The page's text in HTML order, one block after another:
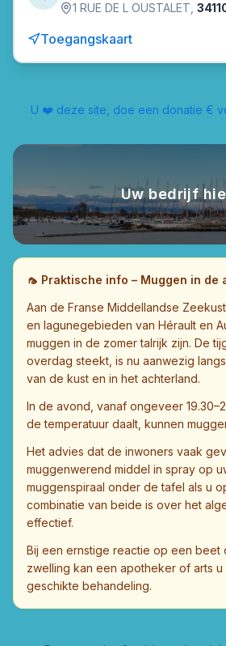
1 RUE DE L OUSTALET
Toegangskaart
U ❤️ deze site, doe een donatie €
Uw bedrijf
🦟 Praktische info – Muggen in de
Aan de Franse Middellandse
en lagunegebieden van Hérault en
muggen in de zomer talrijk zijn. De
overdag steekt, is nu aanwezig
van de kust en in het achterland.
In de avond, vanaf ongeveer
de temperatuur daalt, kunnen
Het advies dat de inwoners vaak
muggenwerend middel in spray op
muggenspiraal onder de tafel als u
combinatie van beide is over het
effectief.
Bij een ernstige reactie op een beet
zwelling kan een apotheker of arts
geschikte behandeling.